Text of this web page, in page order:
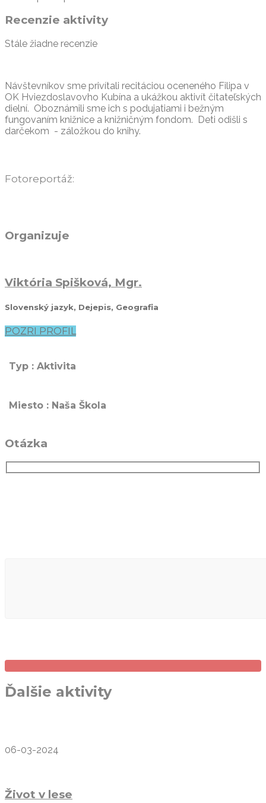
Recenzie aktivity
Stále žiadne recenzie
Návštevníkov sme privítali recitáciou oceneného Filipa v
OK Hviezdoslavovho Kubína a ukážkou aktivít čitateľských
dielní. Oboznámili sme ich s podujatiami i bežným
fungovaním knižnice a knižničným fondom. Deti odišli s
darčekom - záložkou do knihy.
Fotoreportáž:
Organizuje
Viktória Spišková, Mgr.
Slovenský jazyk, Dejepis, Geografia
POZRI PROFIL
Typ : Aktivita
Miesto : Naša Škola
Otázka
Ďalšie aktivity
06-03-2024
Život v lese